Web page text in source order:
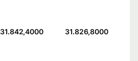
31.842,4000 31.826,8000